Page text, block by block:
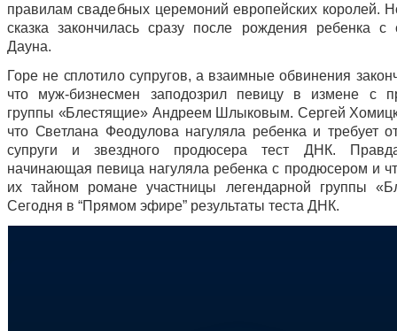
правилам свадебных церемоний европейских королей.
сказка закончилась сразу после рождения ребенка с
Дауна.
Горе не сплотило супругов, а взаимные обвинения
что муж-бизнесмен заподозрил певицу в измене с
группы «Блестящие» Андреем Шлыковым. Сергей
что Светлана Феодулова нагуляла ребенка и требует
супруги и звездного продюсера тест ДНК.
начинающая певица нагуляла ребенка с продюсером и
их тайном романе участницы легендарной группы
Сегодня в “Прямом эфире” результаты теста ДНК.